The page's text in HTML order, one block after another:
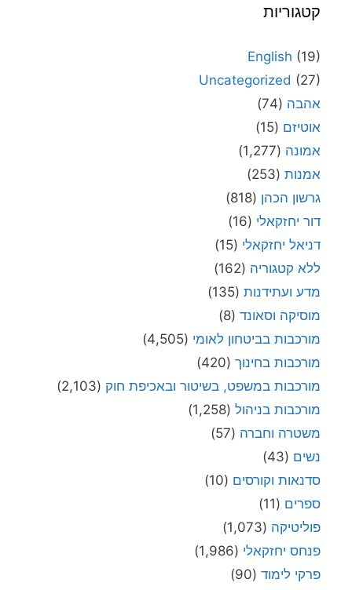
קטגוריות
English (19)
Uncategorized (27)
אהבה (74)
אוטיזם (15)
אמונה (1,277)
אמנות (253)
גרשון הכהן (818)
דור יחזקאלי (16)
דניאל יחזקאלי (15)
ללא קטגוריה (162)
מדע ועתידנות (135)
מוסיקה וסאונד (8)
מורכבות בביטחון לאומי (4,505)
מורכבות בחינוך (420)
מורכבות במשפט, בשיטור ובאכיפת חוק (2,103)
מורכבות בניהול (1,258)
משטרה וחברה (57)
נשים (43)
סדנאות וקורסים (10)
ספרים (11)
פוליטיקה (1,073)
פנחס יחזקאלי (1,986)
פרקי לימוד (90)